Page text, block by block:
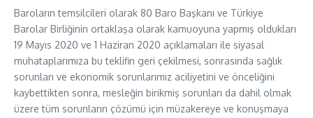
Baroların temsilcileri olarak 80 Baro Başkanı ve Türkiye
Barolar Birliğinin ortaklaşa olarak kamuoyuna yapmış oldukları
19 Mayıs 2020 ve 1 Haziran 2020 açıklamaları ile siyasal
muhataplarımıza bu teklifin geri çekilmesi, sonrasında sağlık
sorunları ve ekonomik sorunlarımız aciliyetini ve önceliğini
kaybettikten sonra, mesleğin birikmiş sorunları da dahil olmak
üzere tüm sorunların çözümü için müzakereye ve konuşmaya